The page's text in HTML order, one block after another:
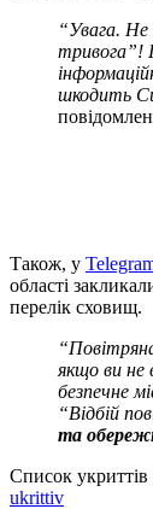
“Увага.
тривога”!
шкодить
Також, у
області
перелік сховищ.
якщо ви не
безпечне
“Відбій
та
Список
ukrittiv